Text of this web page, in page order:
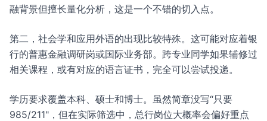
融背景但擅长量化分析，这是一个不错的切入点。
第二，社会学和应用外语的出现比较特殊。这可能对应着银
行的普惠金融调研岗或国际业务部。跨专业同学如果辅修过
相关课程，或有对应的语言证书，完全可以尝试投递。
学历要求覆盖本科、硕士和博士。虽然简章没写“只要
985/211"，但在实际筛选中，总行岗位大概率会偏好重点